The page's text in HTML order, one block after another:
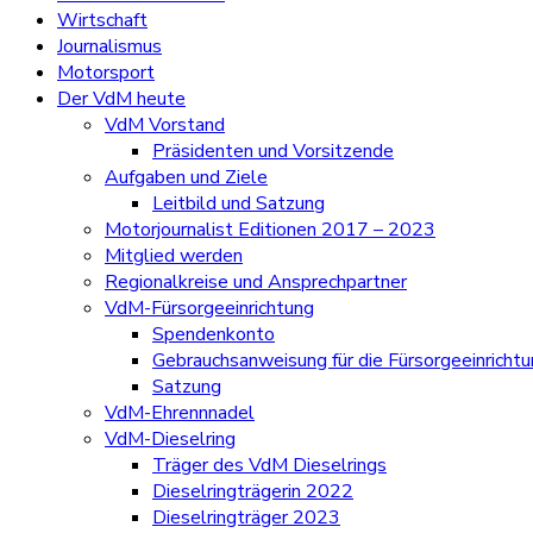
Wirtschaft
Journalismus
Motorsport
Der VdM heute
VdM Vorstand
Präsidenten und Vorsitzende
Aufgaben und Ziele
Leitbild und Satzung
Motorjournalist Editionen 2017 – 2023
Mitglied werden
Regionalkreise und Ansprechpartner
VdM-Fürsorgeeinrichtung
Spendenkonto
Gebrauchsanweisung für die
Satzung
VdM-Ehrennnadel
VdM-Dieselring
Träger des VdM Dieselrings
Dieselringträgerin 2022
Dieselringträger 2023